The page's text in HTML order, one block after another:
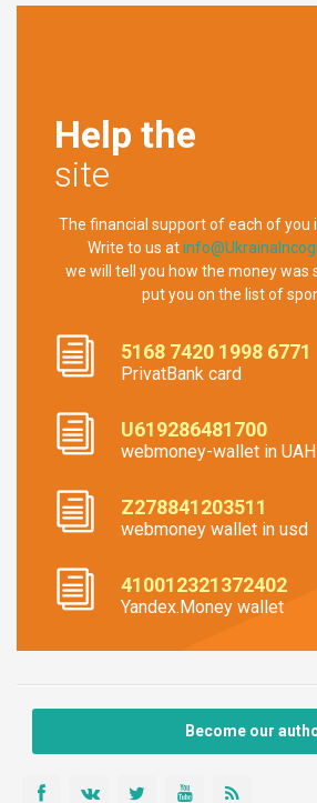
Help the
site
The financial support of each of you
Write to us at
we will tell you how the money was
put you on the list of
5168 7420 1998 6771
PrivatBank card
U619286481700
webmoney-wallet in UAH
Z278841203511
webmoney wallet in usd
410012321372402
Yandex.Money wallet
Become our